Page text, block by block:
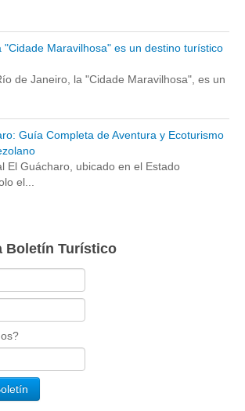
"Cidade Maravilhosa" es un destino turístico
de Janeiro, la "Cidade Maravilhosa", es un
Guía Completa de Aventura y Ecoturismo
El Guácharo, ubicado en el Estado
el...
Boletín Turístico